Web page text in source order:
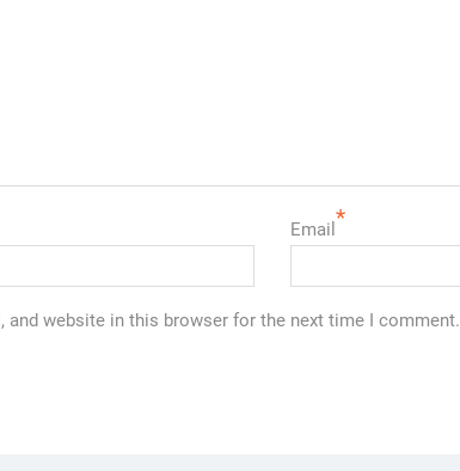
Email *
and website in this browser for the next time I comment.